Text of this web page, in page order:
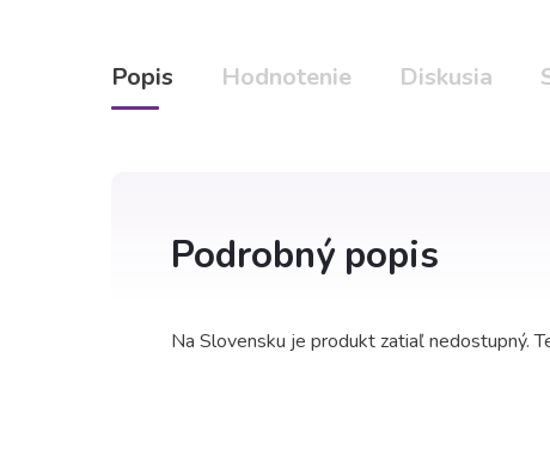
Popis Hodnotenie Diskusia
Podrobný popis
Na Slovensku je produkt zatiaľ nedostupný.